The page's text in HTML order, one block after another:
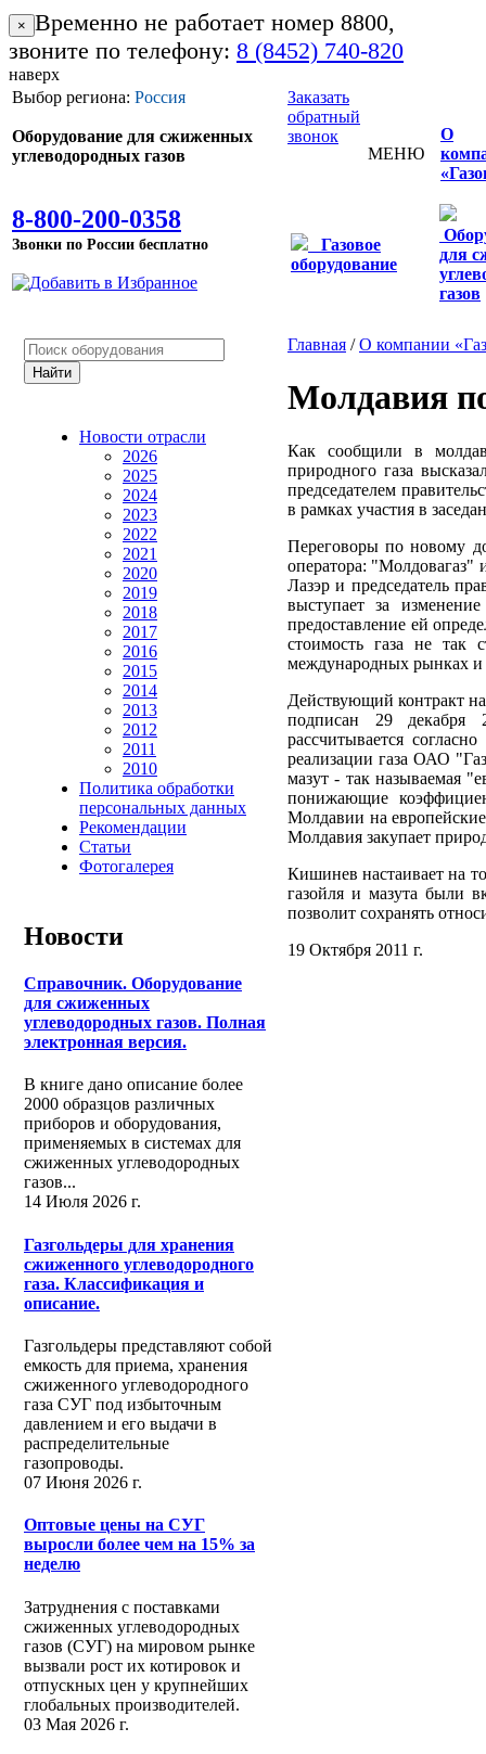
× Временно не работает номер 8800,
звоните по телефону: 8 (8452) 740-820
наверх
Выбор региона: Россия
Оборудование для сжиженных
углеводородных газов
8-800-200-0358
Звонки по России бесплатно
Заказать
обратный
звонок
МЕНЮ
О
Газовое
оборудование
для
газов
Новости отрасли
2026
2025
2024
2023
2022
2021
2020
2019
2018
2017
2016
2015
2014
2013
2012
2011
2010
Политика обработки
персональных данных
Рекомендации
Статьи
Фотогалерея
Новости
Справочник. Оборудование
для сжиженных
углеводородных газов. Полная
электронная версия.
В книге дано описание более
2000 образцов различных
приборов и оборудования,
применяемых в системах для
сжиженных углеводородных
газов...
14 Июля 2026 г.
Газгольдеры для хранения
сжиженного углеводородного
газа. Классификация и
описание.
Газгольдеры представляют собой
емкость для приема, хранения
сжиженного углеводородного
газа СУГ под избыточным
давлением и его выдачи в
распределительные
газопроводы.
07 Июня 2026 г.
Оптовые цены на СУГ
выросли более чем на 15% за
неделю
Затруднения с поставками
сжиженных углеводородных
газов (СУГ) на мировом рынке
вызвали рост их котировок и
отпускных цен у крупнейших
глобальных производителей.
03 Мая 2026 г.
Главная /О компании
Молдавия
Как сообщили в
природного газа
председателем
в рамках участия в
Переговоры по новому
оператора:
Лазэр и председатель
выступает за
предоставление ей
стоимость газа не так
международных рынках и
Действующий контракт
подписан 29 декабря
рассчитывается
реализации газа ОАО
мазут - так называемая
понижающие
Молдавии на
Молдавия закупает
Кишинев настаивает на
газойля и мазута были
позволит сохранять
19 Октября 2011 г.